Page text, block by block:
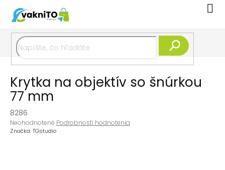
obsah
Krytka na objektív so šnúrkou
77 mm
8286
Priemerné
hodnotenie
Neohodnotené Podrobnosti hodnotenia
Značka:TGstudio